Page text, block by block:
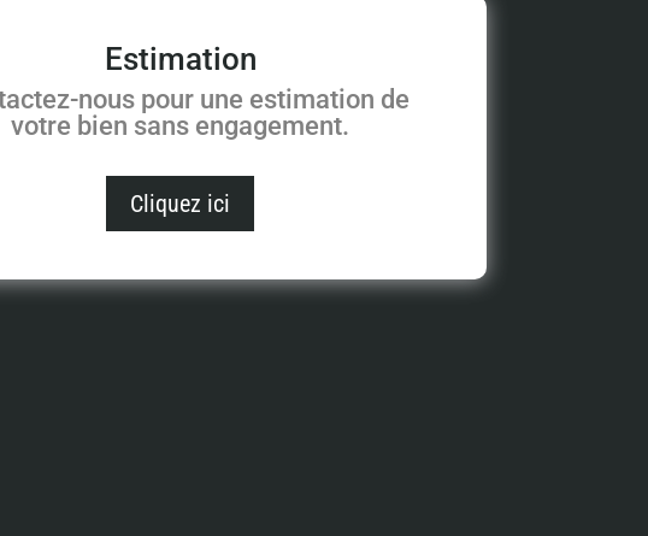
Estimation
nous pour une estimation de
votre bien sans engagement.
Cliquez ici